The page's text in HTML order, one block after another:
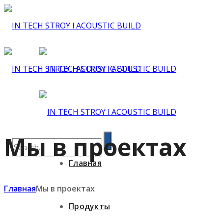
Главная
Продукты
Мы в проектах
ГлавнаяМы в проектах